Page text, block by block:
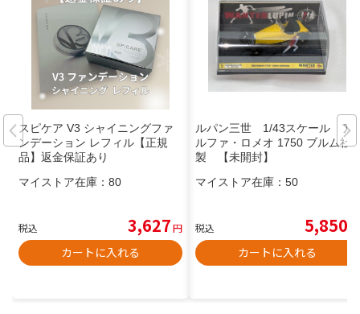
スピケア V3 シャイニングファ
ンデーション レフィル【正規
品】返金保証あり
マイストア在庫： 80
税込 3,627円
カートに入れる
ルパン三世 1/43スケール ア
ルファ・ロメオ 1750 ブルム社
製 【未開封】
マイストア在庫： 50
税込 5,850
カートに入れる